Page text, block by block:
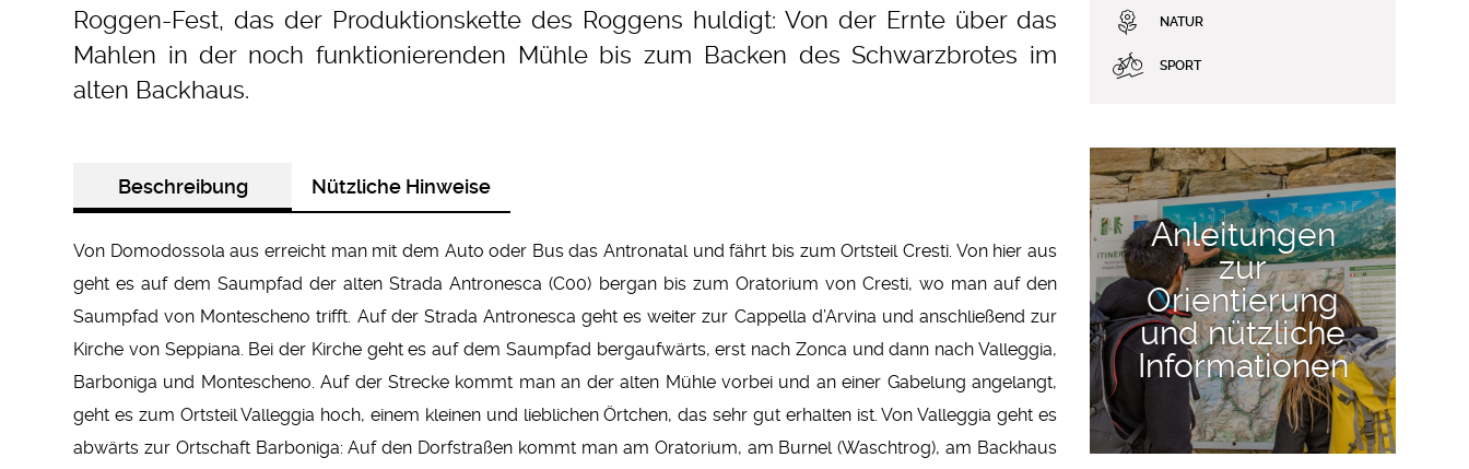
Roggen-Fest, das der Produktionskette des Roggens huldigt: Von der Ernte über das
Mahlen in der noch funktionierenden Mühle bis zum Backen des Schwarzbrotes im
alten Backhaus.
Beschreibung Nützliche Hinweise
Von Domodossola aus erreicht man mit dem Auto oder Bus das Antronatal und fährt bis zum Ortsteil Cresti. Von hier aus
geht es auf dem Saumpfad der alten Strada Antronesca (C00) bergan bis zum Oratorium von Cresti, wo man auf den
Saumpfad von Montescheno trifft. Auf der Strada Antronesca geht es weiter zur Cappella d’Arvina und anschließend zur
Kirche von Seppiana. Bei der Kirche geht es auf dem Saumpfad bergaufwärts, erst nach Zonca und dann nach Valleggia,
Barboniga und Montescheno. Auf der Strecke kommt man an der alten Mühle vorbei und an einer Gabelung angelangt,
geht es zum Ortsteil Valleggia hoch, einem kleinen und lieblichen Örtchen, das sehr gut erhalten ist. Von Valleggia geht es
abwärts zur Ortschaft Barboniga: Auf den Dorfstraßen kommt man am Oratorium, am Burnel (Waschtrog), am Backhaus
NATUR
SPORT
Anleitungen
zur
Orientierung
und nützliche
Informationen